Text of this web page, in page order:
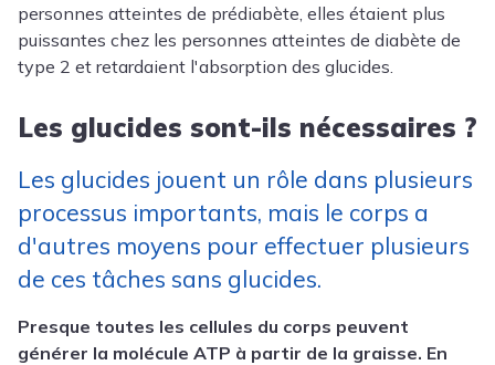
personnes atteintes de prédiabète, elles étaient plus
puissantes chez les personnes atteintes de diabète de
type 2 et retardaient l'absorption des glucides.
Les glucides sont-ils nécessaires ?
Les glucides jouent un rôle dans plusieurs
processus importants, mais le corps a
d'autres moyens pour effectuer plusieurs
de ces tâches sans glucides.
Presque toutes les cellules du corps peuvent
générer la molécule ATP à partir de la graisse. En